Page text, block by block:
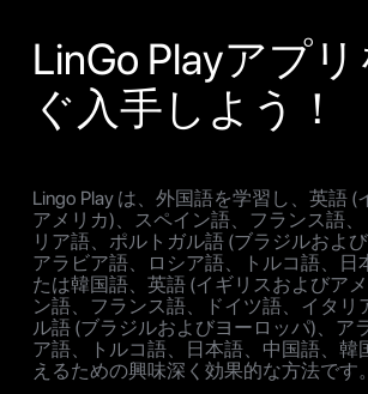
LinGo Playアプ
ぐ入手しよう！
Lingo Play は、外国語を学習し、英語 (
アメリカ)、スペイン語、フランス語
リア語、ポルトガル語 (ブラジルおよび
アラビア語、ロシア語、トルコ語、日
たは韓国語、英語 (イギリスおよびア
ン語、フランス語、ドイツ語、イタリ
ル語 (ブラジルおよびヨーロッパ)、ア
ア語、トルコ語、日本語、中国語、韓
えるための興味深く効果的な方法です。